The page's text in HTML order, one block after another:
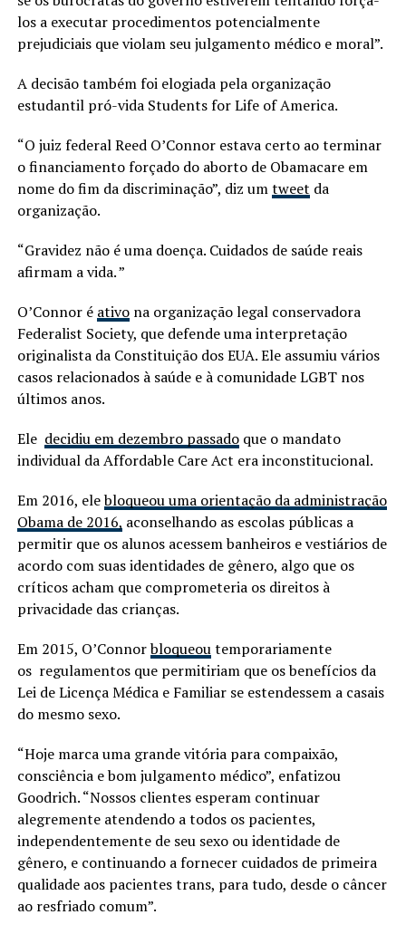
los a executar procedimentos potencialmente
prejudiciais que violam seu julgamento médico e moral”.
A decisão também foi elogiada pela organização
estudantil pró-vida Students for Life of America.
“O juiz federal Reed O’Connor estava certo ao terminar
o financiamento forçado do aborto de Obamacare em
nome do fim da discriminação”, diz umtweet da
organização.
“Gravidez não é uma doença. Cuidados de saúde reais
afirmam a vida. ”
O’Connor é ativona organização legal conservadora
Federalist Society, que defende uma interpretação
originalista da Constituição dos EUA. Ele assumiu vários
casos relacionados à saúde e à comunidade LGBT nos
últimos anos.
Ele decidiu em dezembro passadoque o mandato
individual da Affordable Care Act era inconstitucional.
Em 2016, elebloqueou uma orientação da administração
Obama de 2016, aconselhando as escolas públicas a
permitir que os alunos acessem banheiros e vestiários de
acordo com suas identidades de gênero, algo que os
críticos acham que comprometeria os direitos à
privacidade das crianças.
Em 2015, O’Connorbloqueoutemporariamente
os regulamentos que permitiriam que os benefícios da
Lei de Licença Médica e Familiar se estendessem a casais
do mesmo sexo.
“Hoje marca uma grande vitória para compaixão,
consciência e bom julgamento médico”, enfatizou
Goodrich. “Nossos clientes esperam continuar
alegremente atendendo a todos os pacientes,
independentemente de seu sexo ou identidade de
gênero, e continuando a fornecer cuidados de primeira
qualidade aos pacientes trans, para tudo, desde o câncer
ao resfriado comum”.